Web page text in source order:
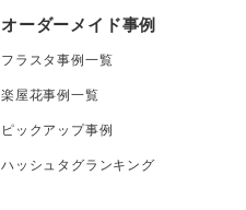
オーダーメイド事例
フラスタ事例一覧
楽屋花事例一覧
ピックアップ事例
ハッシュタグランキング